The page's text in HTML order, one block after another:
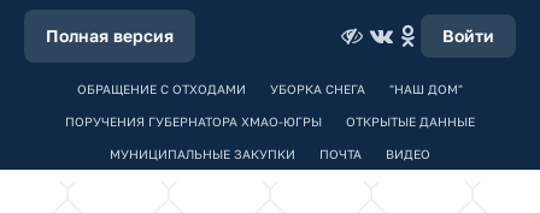
Полная версия Войти
ОБРАЩЕНИЕ С ОТХОДАМИ УБОРКА СНЕГА "НАШ ДОМ"
ПОРУЧЕНИЯ ГУБЕРНАТОРА ХМАО-ЮГРЫ ОТКРЫТЫЕ ДАННЫЕ
МУНИЦИПАЛЬНЫЕ ЗАКУПКИ ПОЧТА ВИДЕО